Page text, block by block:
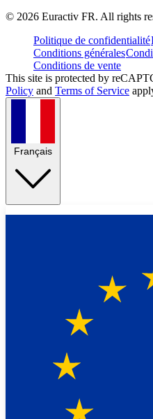
© 2026 Euractiv FR. All rights
Politique de confidentialité
Conditions générales
Conditions de vente
This site is protected by
Policy and Terms of Service
Français